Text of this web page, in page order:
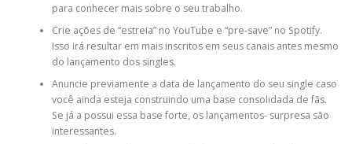
para conhecer mais sobre o seu trabalho.
Crie ações de “estreia” no YouTube e “pre-save” no Spotify.
Isso irá resultar em mais inscritos em seus canais antes mesmo
do lançamento dos singles.
Anuncie previamente a data de lançamento do seu single caso
você ainda esteja construindo uma base consolidada de fãs.
Se já a possui essa base forte, os lançamentos- surpresa são
interessantes.